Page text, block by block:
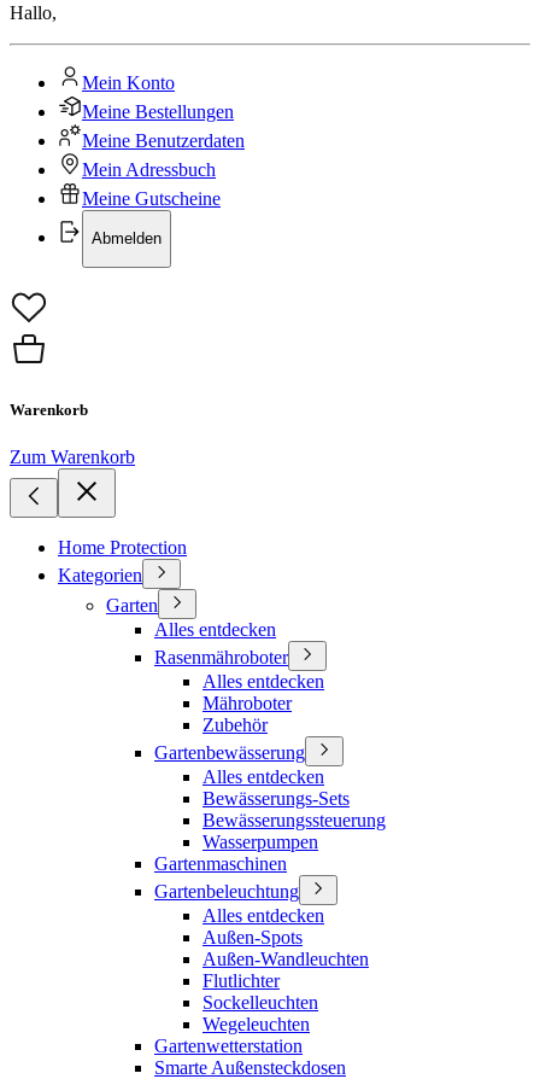
Hallo,
Mein Konto
Meine Bestellungen
Meine Benutzerdaten
Mein Adressbuch
Meine Gutscheine
Abmelden
Warenkorb
Zum Warenkorb
Home Protection
Kategorien
Garten
Alles entdecken
Rasenmähroboter
Alles entdecken
Mähroboter
Zubehör
Gartenbewässerung
Alles entdecken
Bewässerungs-Sets
Bewässerungssteuerung
Wasserpumpen
Gartenmaschinen
Gartenbeleuchtung
Alles entdecken
Außen-Spots
Außen-Wandleuchten
Flutlichter
Sockelleuchten
Wegeleuchten
Gartenwetterstation
Smarte Außensteckdosen